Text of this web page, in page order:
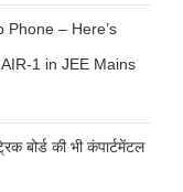
Phone – Here’s
1 in JEE Mains
बोर्ड की भी कंपार्टमेंटल